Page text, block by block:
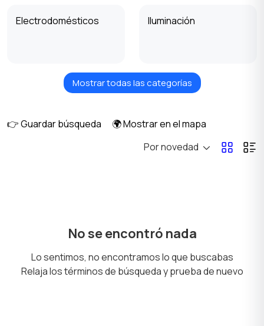
Electrodomésticos Iluminación
Juegos de cocina1 Camas y colchones
Productos de limpieza
Mostrar todas las categorías
👉 Guardar búsqueda
🌍 Mostrar en el mapa
Por novedad
No se encontró nada
Lo sentimos, no encontramos lo que buscabas
Relaja los términos de búsqueda y prueba de nuevo